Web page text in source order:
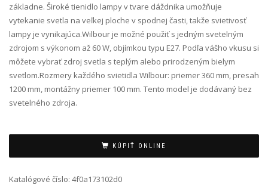
základne. Široké tienidlo lampy v tvare dáždnika umožňuje
vytekanie svetla na veľkej ploche v spodnej časti, takže svietivosť
lampy je vynikajúca.Wilbour je možné použiť s jedným svetelným
zdrojom s výkonom až 60 W, objímkou typu E27. Podľa vášho vkusu si
môžete vybrať zdroj svetla s teplým alebo prirodzeným bielym
svetlom.Rozmery každého svietidla Wilbour: priemer 360 mm, presah
1200 mm, montážny priemer 100 mm. Tento model je dodávaný bez
svetelného zdroja.
KÚPIŤ ONLINE
Katalógové číslo: 4f0a173102d0